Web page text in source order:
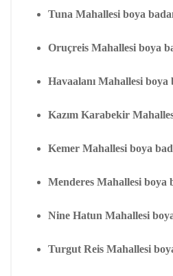
Tuna Mahallesi boya
Oruçreis Mahallesi boya
Havaalanı Mahallesi boya
Kazım Karabekir
Kemer Mahallesi boya
Menderes Mahallesi boya
Nine Hatun Mahallesi
Turgut Reis Mahallesi